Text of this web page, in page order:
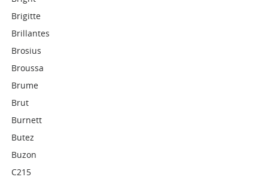
Brigitte
Brillantes
Brosius
Broussa
Brume
Brut
Burnett
Butez
Buzon
C215